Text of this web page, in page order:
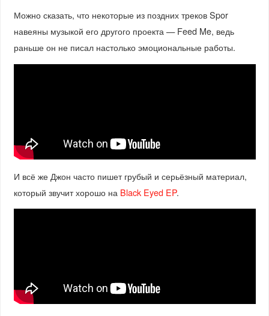
Можно сказать, что некоторые из поздних треков Spor
навеяны музыкой его другого проекта — Feed Me, ведь
раньше он не писал настолько эмоциональные работы.
И всё же Джон часто пишет грубый и серьёзный материал,
который звучит хорошо на Black Eyed EP.